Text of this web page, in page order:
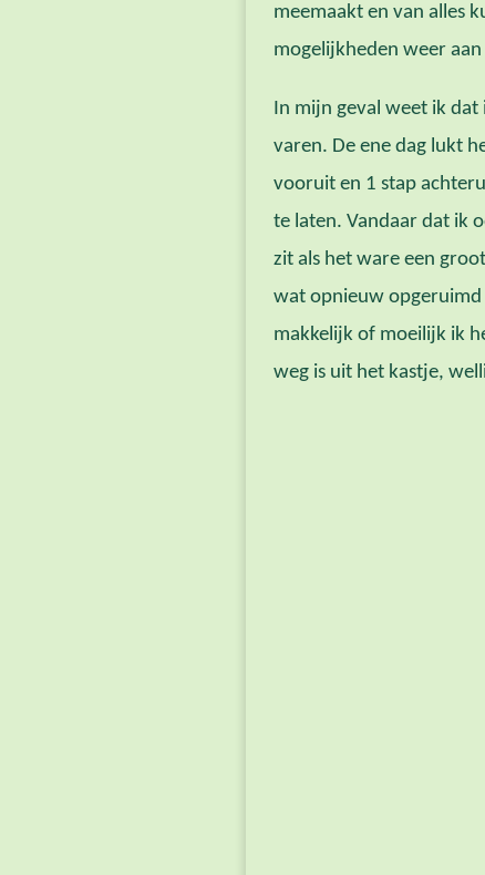
meemaakt en van alles
mogelijkheden weer aan
In mijn geval weet ik
varen. De ene dag lukt
vooruit en 1 stap
te laten. Vandaar dat ik
zit als het ware een
wat opnieuw
makkelijk of moeilijk ik
weg is uit het kastje,